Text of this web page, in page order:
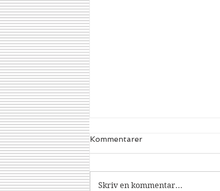
Dracorex
Kommentarer
Skriv en kommentar...